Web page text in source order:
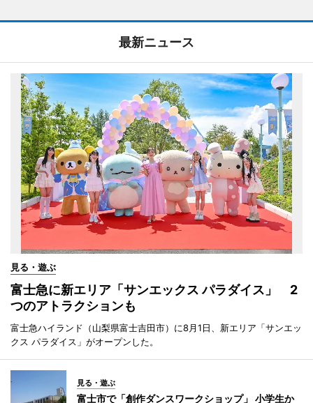
最新ニュース
見る・遊ぶ
富士急に新エリア「サンエックス パラダイス」 2
つのアトラクションも
富士急ハイランド（山梨県富士吉田市）に8月1日、新エリア「サンエッ
クス パラダイス」がオープンした。
見る・遊ぶ
富士市で「創作ダンスワークショップ」 小学生か